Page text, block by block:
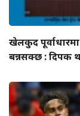
खेलकुद
बन्नसक्छ : दिपक